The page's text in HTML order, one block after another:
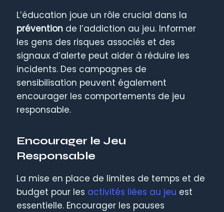
L’éducation joue un rôle crucial dans la
prévention de l’addiction au jeu. Informer
les gens des risques associés et des
signaux d’alerte peut aider à réduire les
incidents. Des campagnes de
sensibilisation peuvent également
encourager les comportements de jeu
responsable.
Encourager le Jeu
Responsable
La mise en place de limites de temps et de
budget pour les activités liées au jeu est
essentielle. Encourager les pauses